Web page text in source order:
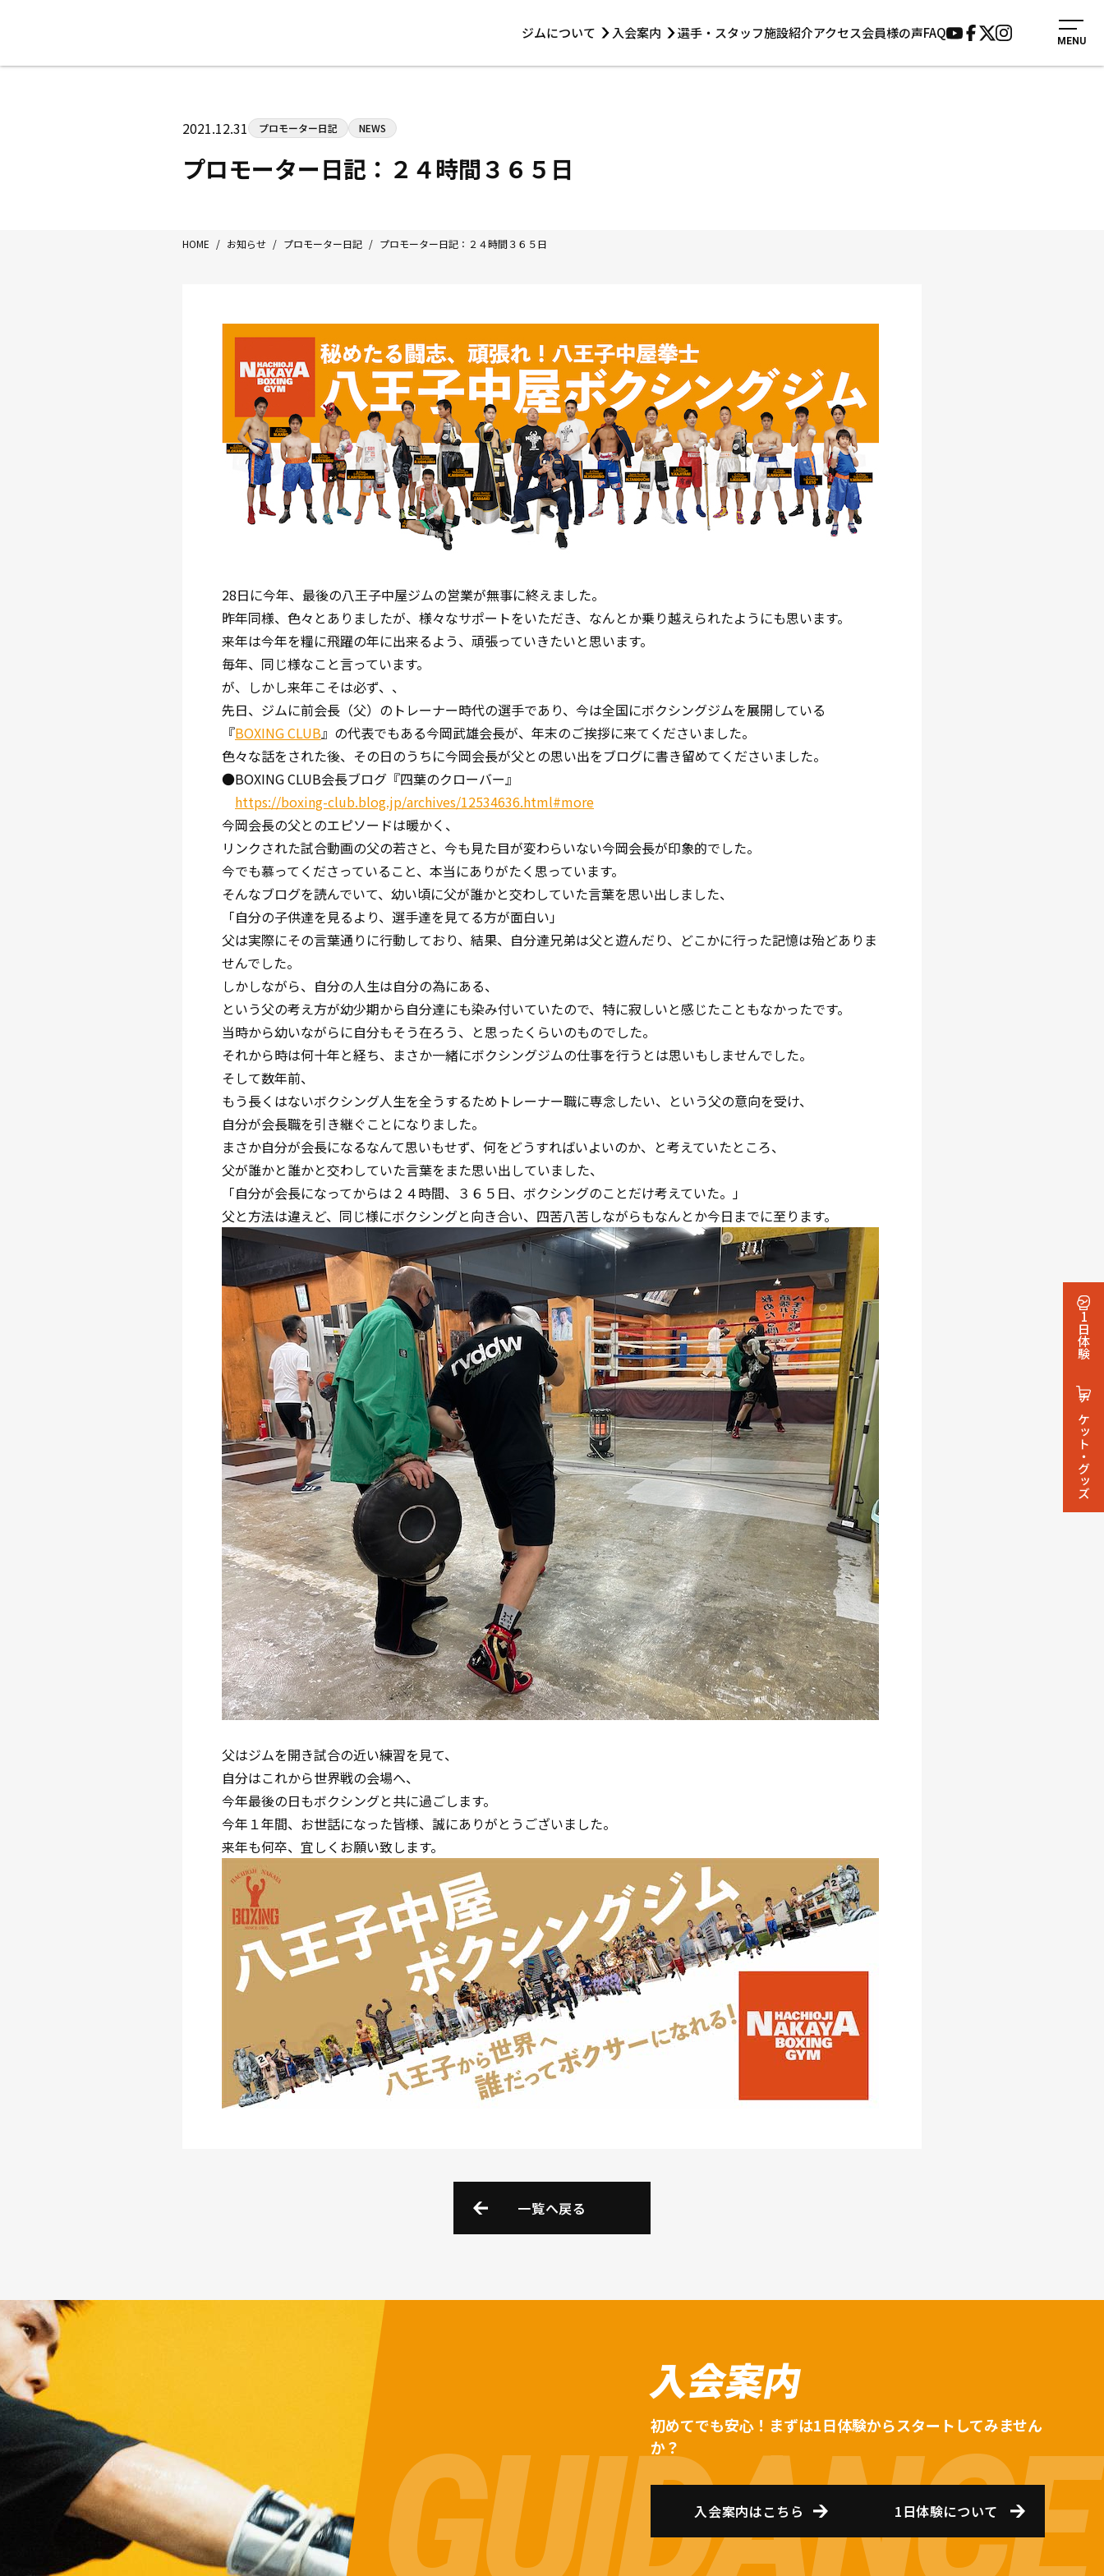
1日体験
チケット・グッズ
ジムについて 入会案内 選手・スタッフ施設紹介アクセス会員様の声FAQ MENU
Tel/Fax：042-622-7222
選手・スタッフ
2021.12.31 プロモーター日記 NEWS
プロモーター日記：２４時間３６５日
HOME / お知らせ / プロモーター日記 / プロモーター日記：２４時間３６５日
28日に今年、最後の八王子中屋ジムの営業が無事に終えました。
昨年同様、色々とありましたが、様々なサポートをいただき、なんとか乗り越えられたようにも思います。
来年は今年を糧に飛躍の年に出来るよう、頑張っていきたいと思います。
毎年、同じ様なこと言っています。
が、しかし来年こそは必ず、、
先日、ジムに前会長（父）のトレーナー時代の選手であり、今は全国にボクシングジムを展開している
『BOXING CLUB』の代表でもある今岡武雄会長が、年末のご挨拶に来てくださいました。
色々な話をされた後、その日のうちに今岡会長が父との思い出をブログに書き留めてくださいました。
●BOXING CLUB会長ブログ『四葉のクローバー』
https://boxing-club.blog.jp/archives/12534636.html#more
今岡会長の父とのエピソードは暖かく、
リンクされた試合動画の父の若さと、今も見た目が変わらいない今岡会長が印象的でした。
今でも慕ってくださっていること、本当にありがたく思っています。
そんなブログを読んでいて、幼い頃に父が誰かと交わしていた言葉を思い出しました、
「自分の子供達を見るより、選手達を見てる方が面白い」
父は実際にその言葉通りに行動しており、結果、自分達兄弟は父と遊んだり、どこかに行った記憶は殆どありま
せんでした。
しかしながら、自分の人生は自分の為にある、
という父の考え方が幼少期から自分達にも染み付いていたので、特に寂しいと感じたこともなかったです。
当時から幼いながらに自分もそう在ろう、と思ったくらいのものでした。
それから時は何十年と経ち、まさか一緒にボクシングジムの仕事を行うとは思いもしませんでした。
そして数年前、
もう長くはないボクシング人生を全うするためトレーナー職に専念したい、という父の意向を受け、
自分が会長職を引き継ぐことになりました。
まさか自分が会長になるなんて思いもせず、何をどうすればいよいのか、と考えていたところ、
父が誰かと誰かと交わしていた言葉をまた思い出していました、
「自分が会長になってからは２４時間、３６５日、ボクシングのことだけ考えていた。」
父と方法は違えど、同じ様にボクシングと向き合い、四苦八苦しながらもなんとか今日までに至ります。
父はジムを開き試合の近い練習を見て、
自分はこれから世界戦の会場へ、
今年最後の日もボクシングと共に過ごします。
今年１年間、お世話になった皆様、誠にありがとうございました。
来年も何卒、宜しくお願い致します。
一覧へ戻る
入会案内
初めてでも安心！まずは1日体験からスタートしてみません
か？
入会案内はこちら 1日体験について